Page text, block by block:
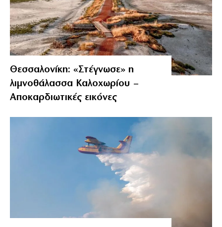
Θεσσαλονίκη: «Στέγνωσε» η
λιμνοθάλασσα Καλοχωρίου –
Αποκαρδιωτικές εικόνες